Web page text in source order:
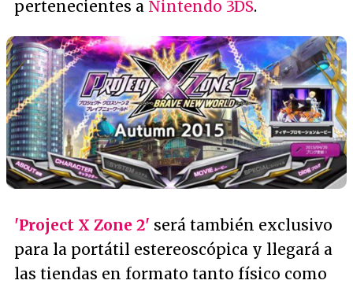
pertenecientes a Nintendo 3DS.
'Project X Zone 2' será también exclusivo
para la portátil estereoscópica y llegará a
las tiendas en formato tanto físico como